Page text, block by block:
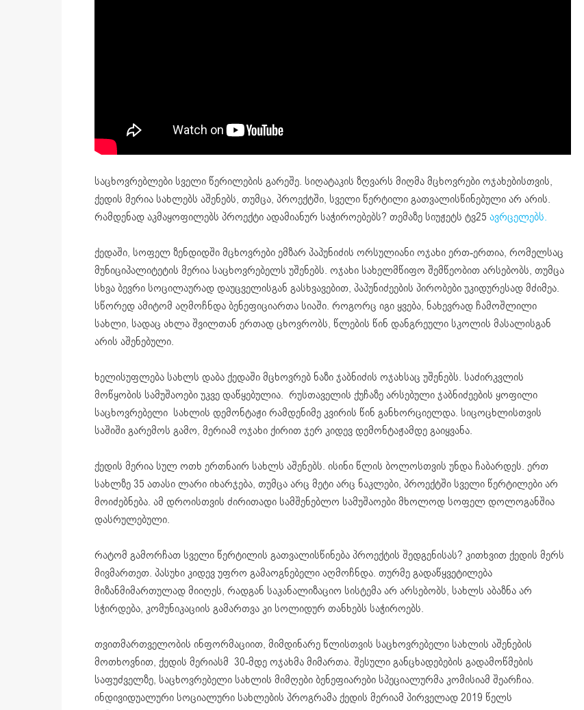
საცხოვრებლები სველი წერილების გარეშე. სიღატაკის ზღვარს მიღმა მცხოვრები ოჯახებისთვის,
ქედის მერია სახლებს აშენებს, თუმცა, პროექტში, სველი წერტილი გათვალისწინებული არ არის.
რამდენად აკმაყოფილებს პროექტი ადამიანურ საჭიროებებს? თემაზე სიუჟეტს ტვ25 ავრცელებს.
ქედაში, სოფელ ზენდიდში მცხოვრები ემზარ პაპუნიძის ორსულიანი ოჯახი ერთ-ერთია, რომელსაც
მუნიციპალიტეტის მერია საცხოვრებელს უშენებს. ოჯახი სახელმწიფო შემწეობით არსებობს, თუმცა
სხვა ბევრი სოცილაურად დაუცველისგან გასხვავებით, პაპუნიძეების პირობები უკიდურესად მძიმეა.
სწორედ ამიტომ აღმოჩნდა ბენეფიციართა სიაში. როგორც იგი ყვება, ნახევრად ჩამოშლილი
სახლი, სადაც ახლა შვილთან ერთად ცხოვრობს, წლების წინ დანგრეული სკოლის მასალისგან
არის აშენებული.
ხელისუფლება სახლს დაბა ქედაში მცხოვრებ ნაზი ჯაბნიძის ოჯახსაც უშენებს. საძირკვლის
მოწყობის სამუშაოები უკვე დაწყებულია. რუსთაველის ქუჩაზე არსებული ჯაბნიძეების ყოფილი
საცხოვრებელი სახლის დემონტაჟი რამდენიმე კვირის წინ განხორციელდა. სიცოცხლისთვის
საშიში გარემოს გამო, მერიამ ოჯახი ქირით ჯერ კიდევ დემონტაჟამდე გაიყვანა.
ქედის მერია სულ ოთხ ერთნაირ სახლს აშენებს. ისინი წლის ბოლოსთვის უნდა ჩაბარდეს. ერთ
სახლზე 35 ათასი ლარი იხარჯება, თუმცა არც მეტი არც ნაკლები, პროექტში სველი წერტილები არ
მოიძებნება. ამ დროისთვის ძირითადი სამშენებლო სამუშაოები მხოლოდ სოფელ დოლოგანშია
დასრულებული.
რატომ გამორჩათ სველი წერტილის გათვალისწინება პროექტის შედგენისას? კითხვით ქედის მერს
მივმართეთ. პასუხი კიდევ უფრო გამაოგნებელი აღმოჩნდა. თურმე გადაწყვეტილება
მიზანმიმართულად მიიღეს, რადგან საკანალიზაციო სისტემა არ არსებობს, სახლს აბაზნა არ
სჭირდება, კომუნიკაციის გამართვა კი სოლიდურ თანხებს საჭიროებს.
თვითმართველობის ინფორმაციით, მიმდინარე წლისთვის საცხოვრებელი სახლის აშენების
მოთხოვნით, ქედის მერიასმ 30-მდე ოჯახმა მიმართა. შესული განცხადებების გადამოწმების
საფუძველზე, საცხოვრებელი სახლის მიმღები ბენეფიარები სპეციალურმა კომისიამ შეარჩია.
ინდივიდუალური სოციალური სახლების პროგრამა ქედის მერიამ პირველად 2019 წელს